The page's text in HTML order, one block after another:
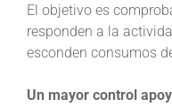
El objetivo es
responden a la
esconden consumos
Un mayor control